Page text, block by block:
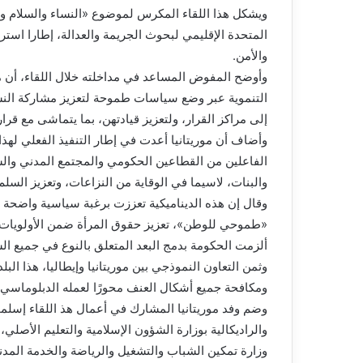
ويشكل هذا اللقاء المكرس لموضوع «النساء والسلام
المتحدة الإقليمي لبحوث الجريمة والعدالة، إطارا
والأمن.
وأوضح المفوض المساعد في مداخلته خلال اللقاء، أن
التنموية عبر وضع سياسات طموحة لتعزيز مشاركة
إلى مراكز القرار، ولتعزيز قيادتهن، بما يتماشى مع قرار مجلس الأمن رقم 1325
وأضاف أن موريتانيا أعدت في إطار التنفيذ الفعلي
الفاعلين من القطاعين الحكومي والمجتمع المدني
والبنات، لاسيما في الوقاية من النزاعات، وتعزيز
وقال إن هذه الديناميكية تعززت برغبة سياسية
«طموحي للوطن»، تعزيز حقوق المرأة ضمن الأولويات
ألزمت الحكومة بدمج البعد المتعلق بالنوع في جميع
وثمن التعاون النموذجي بين موريتانيا وإيطاليا، هذا
ومكافحة جميع أشكال العنف محورًا لعمله الدبلوماسي
وضم وفد موريتانيا المشارك في أعمال هذ اللقاء
والراديكالية بوزارة الشؤون الإسلامية والتعليم
وزارة تمكين الشباب والتشغيل والرياضة والخدمة